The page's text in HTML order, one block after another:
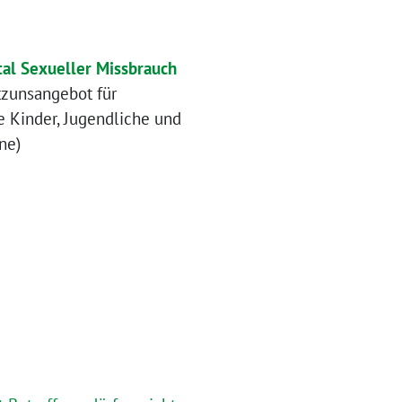
Sexueller Missbrauch
für
Kinder, Jugendliche und